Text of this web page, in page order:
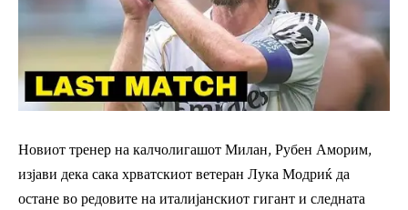
Новиот тренер на калчолигашот Милан, Рубен Аморим,
изјави дека сака хрватскиот ветеран Лука Модриќ да
остане во редовите на италијанскиот гигант и следната